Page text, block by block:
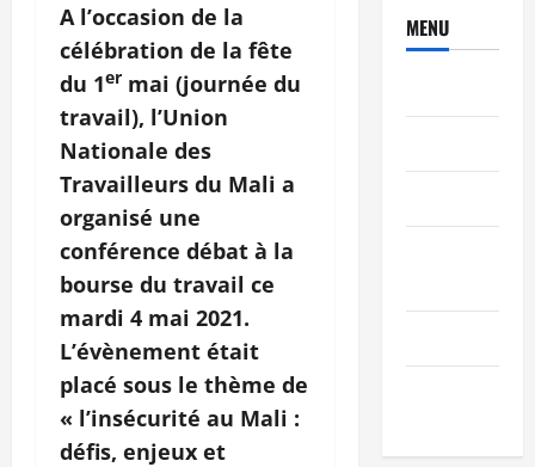
A l’occasion de la
célébration de la fête
du 1er mai (journée du
travail), l’Union
Nationale des
Travailleurs du Mali a
organisé une
conférence débat à la
bourse du travail ce
mardi 4 mai 2021.
L’évènement était
placé sous le thème de
« l’insécurité au Mali :
défis, enjeux et
MENU